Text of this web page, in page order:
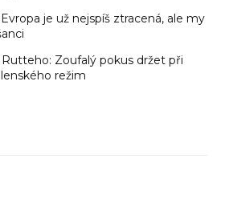
je už nejspíš ztracená, ale my
Zoufalý pokus držet při
režim